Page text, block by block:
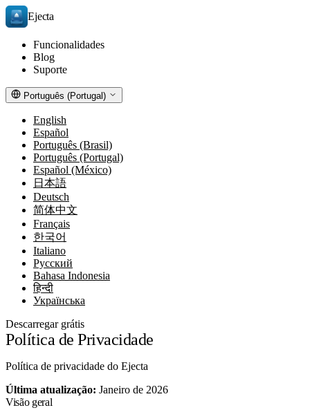
Ejecta
Funcionalidades
Blog
Suporte
Português (Portugal)
English
Español
Português (Brasil)
Português (Portugal)
Español (México)
日本語
Deutsch
简体中文
Français
한국어
Italiano
Русский
Bahasa Indonesia
हिन्दी
Українська
Descarregar grátis
Política de Privacidade
Política de privacidade do Ejecta
Última atualização: Janeiro de 2026
Visão geral